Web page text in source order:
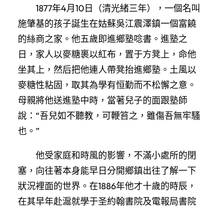
1877年4月10日（清光緒三年），一個名叫
施肇基的孩子誕生在姑蘇吳江震澤鎮一個富饒
的絲商之家。他五歲即進鄉塾唸書。進塾之
日，家人以麥糖裹以紅布，置于方凳上，命他
坐其上，然后把他連人帶凳抬進鄉塾。土風以
麥糖性粘固，取其為學有恒勤而不松懈之意。
母親將他送進塾中時，當著兒子的面跟塾師
說：“吾兒如不聽教，可鞭笞之，雖傷吾無牢騷
也。”
他受家庭和時風的影響，不滿小處所的閉
塞，向往著本身能早日分開鄉鎮出往了解一下
狀況裡面的世界。在1886年他才十歲的時辰，
在其早年赴滬就學于圣約翰書院及電報局書院